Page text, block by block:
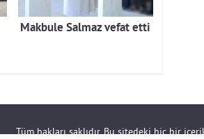
Makbule Salmaz vefat etti
Tüm hakları saklıdır. Bu sitedeki hiç bir